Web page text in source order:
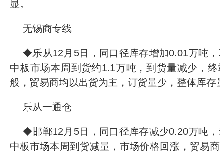
显。
无锡商专线
◆乐从12月5日，同口径库存增加0.01万吨
中板市场本周到货约1.1万吨，到货量减少，
般，贸易商均以出货为主，订货量少，整体库
乐从一通仓
◆邯郸12月5日，同口径库存减少0.20万吨
中板市场本周到货减量，市场价格回涨，贸易